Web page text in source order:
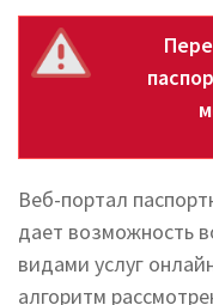
Веб-портал
дает возможность
видами услуг
алгоритм